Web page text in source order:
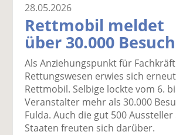
28.05.2026
Rettmobil meldet
über 30.000
Als Anziehungspunkt für
Rettungswesen erwies sich
Rettmobil. Selbige lockte vom 6.
Veranstalter mehr als 30.000
Fulda. Auch die gut 500 Aussteller
Staaten freuten sich darüber.